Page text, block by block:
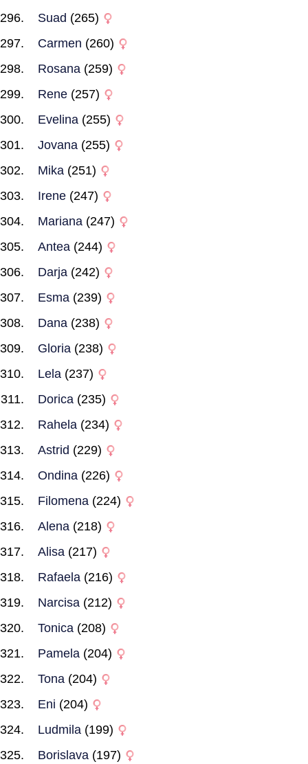
Suad (265)
Carmen (260)
Rosana (259)
Rene (257)
Evelina (255)
Jovana (255)
Mika (251)
Irene (247)
Mariana (247)
Antea (244)
Darja (242)
Esma (239)
Dana (238)
Gloria (238)
Lela (237)
Dorica (235)
Rahela (234)
Astrid (229)
Ondina (226)
Filomena (224)
Alena (218)
Alisa (217)
Rafaela (216)
Narcisa (212)
Tonica (208)
Pamela (204)
Tona (204)
Eni (204)
Ludmila (199)
Borislava (197)